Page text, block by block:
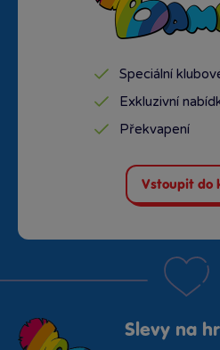
Speciální
Exkluzivní
Překvapení
Vstoupit do
Slevy na